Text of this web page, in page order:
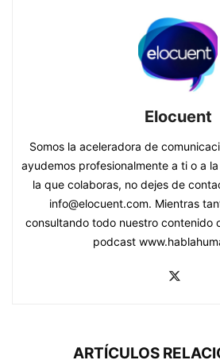
Elocuent
Somos la aceleradora de
ayudemos profesionalmente a ti o a
la que colaboras, no dejes de
info@elocuent.com. Mientras
consultando todo nuestro contenido
podcast
ARTÍCULOS